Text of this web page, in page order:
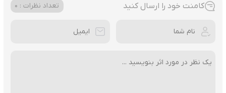
کامنت خود را ارسال کنید تعداد نظرات : 0